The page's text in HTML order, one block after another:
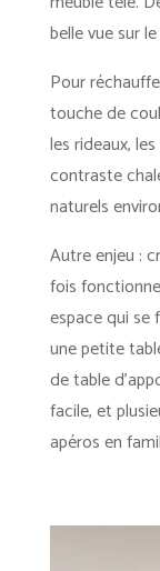
belle vue sur
Pour
touche de
les rideaux,
contraste
naturels
Autre enjeu :
fois
espace qui se
une petite
de table
facile, et
apéros en